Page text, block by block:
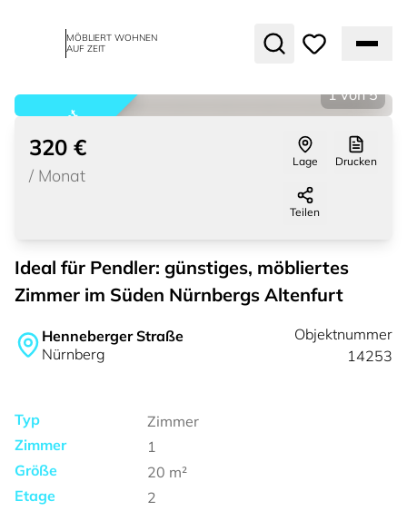
MÖBLIERT WOHNEN
AUF ZEIT
vermietet
1 von 5
320 €
/ Monat
Lage Drucken
Teilen
Ideal für Pendler: günstiges, möbliertes
Zimmer im Süden Nürnbergs Altenfurt
Henneberger Straße
Nürnberg
Objektnummer
14253
Typ
Zimmer
Zimmer
1
Größe
20 m²
Etage
2